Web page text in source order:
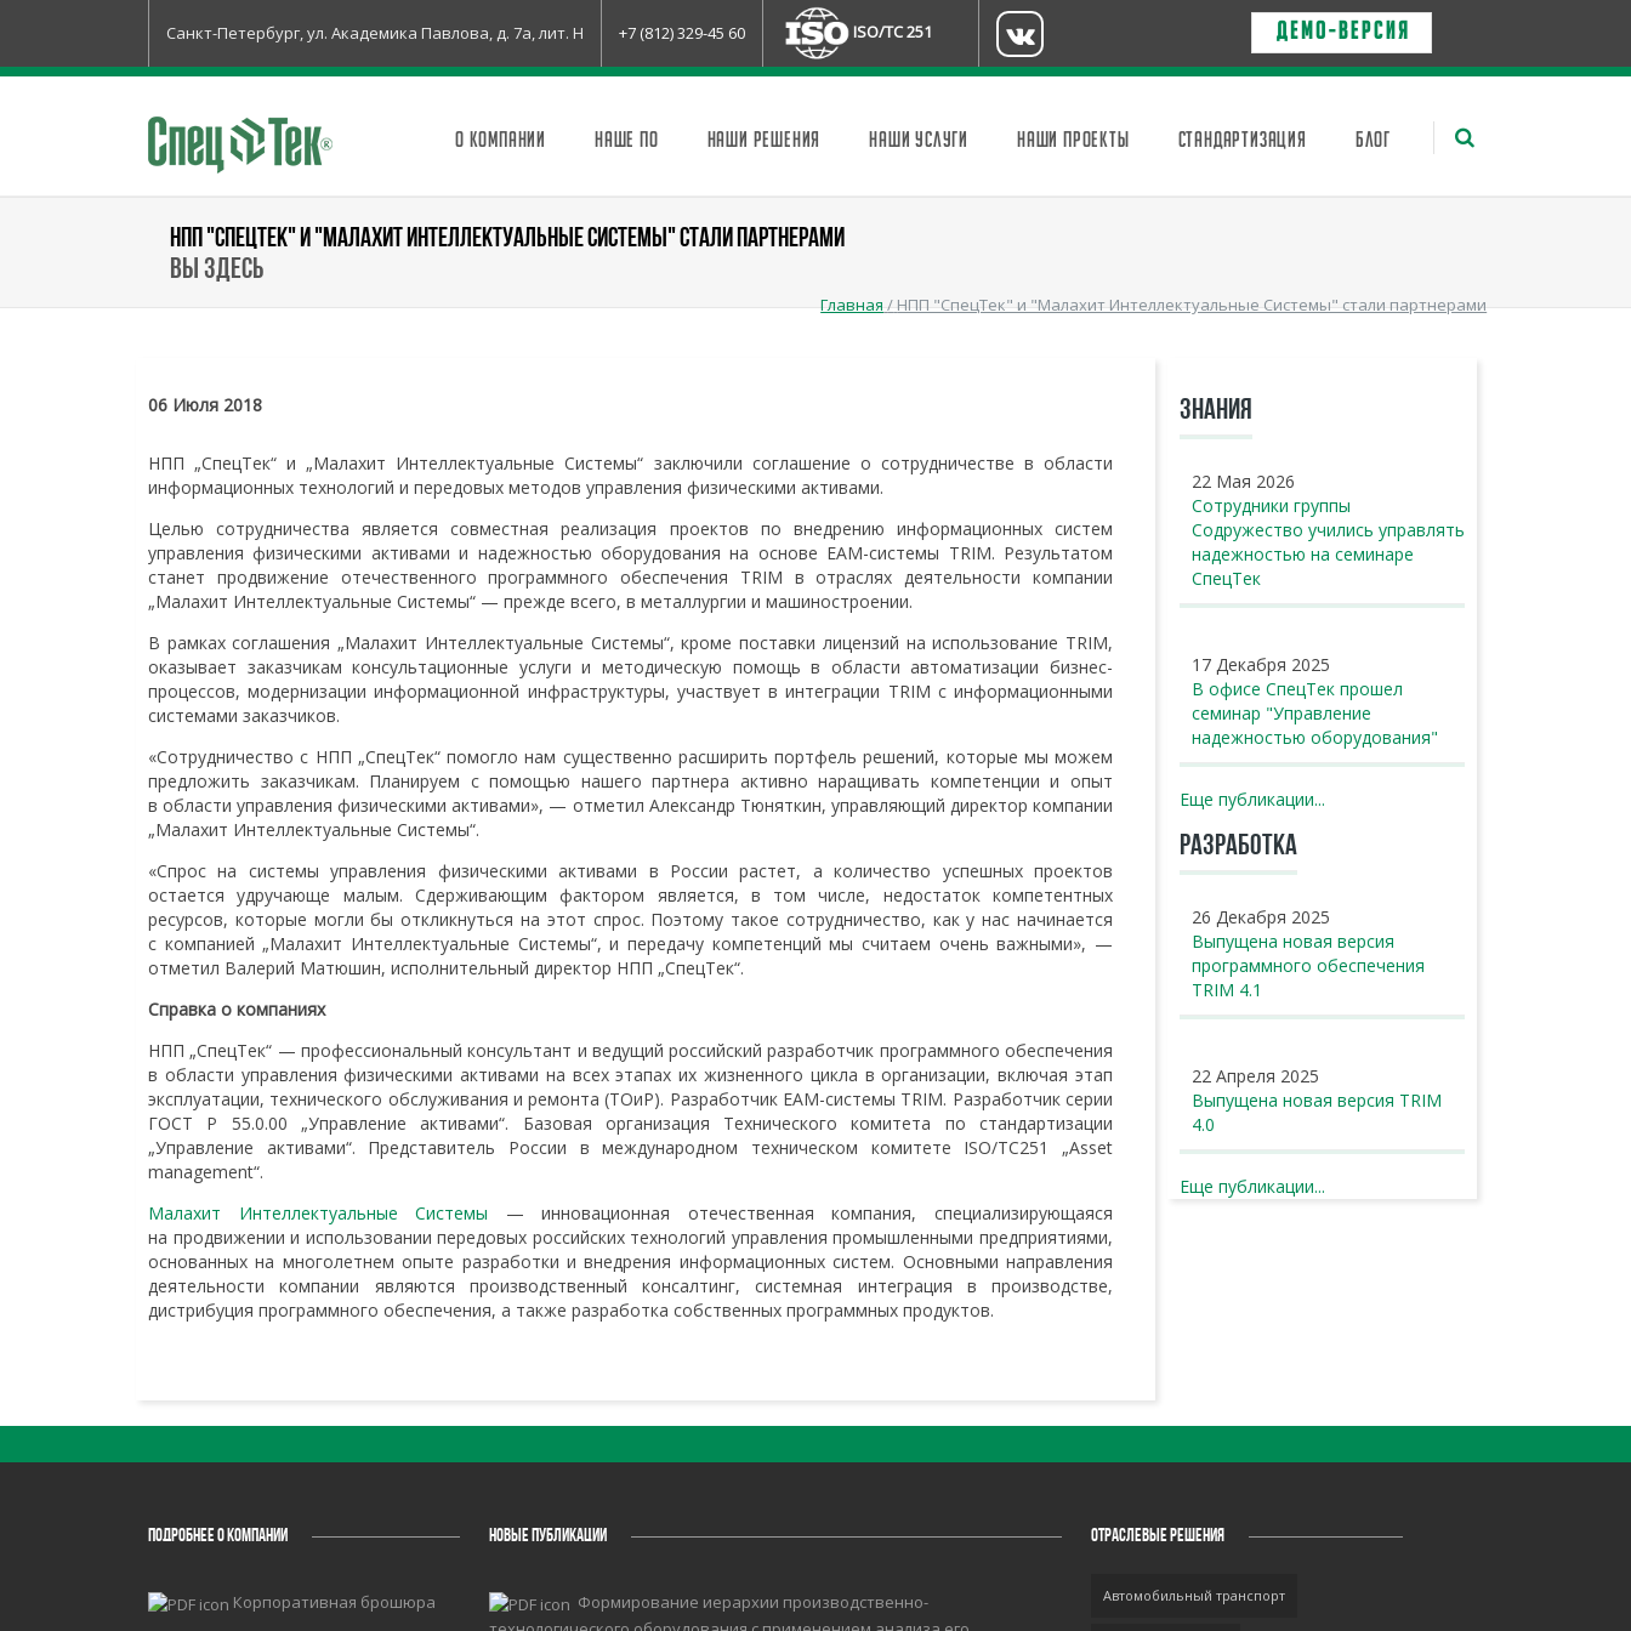
Санкт-Петербург, ул. Академика Павлова, д. 7а, лит. Н +7 (812) 329-45 60 ISO/TC 251 Д Е М О - в е р с и я
О КОМПАНИИ НАШЕ ПО НАШИ РЕШЕНИЯ НАШИ УСЛУГИ НАШИ ПРОЕКТЫ СТАНДАРТИЗАЦИЯ БЛОГ
НПП "СПЕЦТЕК" И "МАЛАХИТ ИНТЕЛЛЕКТУАЛЬНЫЕ СИСТЕМЫ" СТАЛИ ПАРТНЕРАМИ
Вы здесь
Главная/НПП "СпецТек" и "Малахит Интеллектуальные Системы" стали партнерами
06 Июля 2018
НПП „СпецТек“ и „Малахит Интеллектуальные Системы“ заключили соглашение о сотрудничестве в области
информационных технологий и передовых методов управления физическими активами.
Целью сотрудничества является совместная реализация проектов по внедрению информационных систем
управления физическими активами и надежностью оборудования на основе EAM-системы TRIM. Результатом
станет продвижение отечественного программного обеспечения TRIM в отраслях деятельности компании
„Малахит Интеллектуальные Системы“ — прежде всего, в металлургии и машиностроении.
В рамках соглашения „Малахит Интеллектуальные Системы“, кроме поставки лицензий на использование TRIM,
оказывает заказчикам консультационные услуги и методическую помощь в области автоматизации бизнес-
процессов, модернизации информационной инфраструктуры, участвует в интеграции TRIM с информационными
системами заказчиков.
«Сотрудничество с НПП „СпецТек“ помогло нам существенно расширить портфель решений, которые мы можем
предложить заказчикам. Планируем с помощью нашего партнера активно наращивать компетенции и опыт
в области управления физическими активами», — отметил Александр Тюняткин, управляющий директор компании
„Малахит Интеллектуальные Системы“.
«Спрос на системы управления физическими активами в России растет, а количество успешных проектов
остается удручающе малым. Сдерживающим фактором является, в том числе, недостаток компетентных
ресурсов, которые могли бы откликнуться на этот спрос. Поэтому такое сотрудничество, как у нас начинается
с компанией „Малахит Интеллектуальные Системы“, и передачу компетенций мы считаем очень важными», —
отметил Валерий Матюшин, исполнительный директор НПП „СпецТек“.
Справка о компаниях
НПП „СпецТек“ — профессиональный консультант и ведущий российский разработчик программного обеспечения
в области управления физическими активами на всех этапах их жизненного цикла в организации, включая этап
эксплуатации, технического обслуживания и ремонта (ТОиР). Разработчик EAM-системы TRIM. Разработчик серии
ГОСТ Р 55.0.00 „Управление активами“. Базовая организация Технического комитета по стандартизации
„Управление активами“. Представитель России в международном техническом комитете ISO/TC251 „Asset
management“.
Малахит Интеллектуальные Системы — инновационная отечественная компания, специализирующаяся
на продвижении и использовании передовых российских технологий управления промышленными предприятиями,
основанных на многолетнем опыте разработки и внедрения информационных систем. Основными направления
деятельности компании являются производственный консалтинг, системная интеграция в производстве,
дистрибуция программного обеспечения, а также разработка собственных программных продуктов.
ЗНАНИЯ
22 Мая 2026
Сотрудники группы
Содружество учились управлять
надежностью на семинаре
СпецТек
17 Декабря 2025
В офисе СпецТек прошел
семинар "Управление
надежностью оборудования"
Еще публикации...
РАЗРАБОТКА
26 Декабря 2025
Выпущена новая версия
программного обеспечения
TRIM 4.1
22 Апреля 2025
Выпущена новая версия TRIM
4.0
Еще публикации...
ПОДРОБНЕЕ О КОМПАНИИ
Корпоративная брошюра
НОВЫЕ ПУБЛИКАЦИИ
Формирование иерархии производственно-
ОТРАСЛЕВЫЕ РЕШЕНИЯ
Автомобильный транспорт